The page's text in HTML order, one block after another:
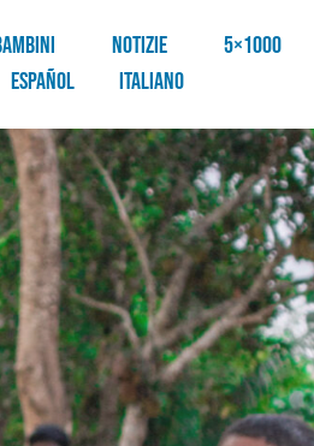
NOTIZIE 5×1000
Español Italiano